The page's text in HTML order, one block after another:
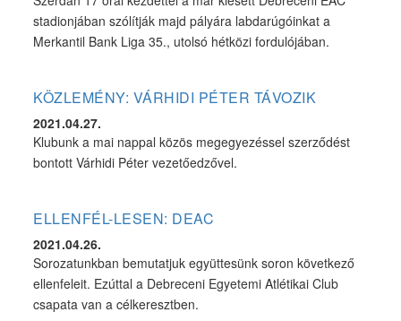
stadionjában szólítják majd pályára labdarúgóinkat a
Merkantil Bank Liga 35., utolsó hétközi fordulójában.
KÖZLEMÉNY: VÁRHIDI PÉTER TÁVOZIK
2021.04.27.
Klubunk a mai nappal közös megegyezéssel szerződést
bontott Várhidi Péter vezetőedzővel.
ELLENFÉL-LESEN: DEAC
2021.04.26.
Sorozatunkban bemutatjuk együttesünk soron következő
ellenfeleit. Ezúttal a Debreceni Egyetemi Atlétikai Club
csapata van a célkeresztben.